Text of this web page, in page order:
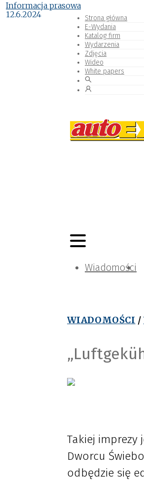
Strona główna
E-Wydania
Katalog firm
Wydarzenia
Zdjęcia
Wideo
White papers
Wiadomości
WIADOMOŚCI /
Informacja prasowa
12.6.2024
Takiej imprezy
Dworcu
odbędzie się